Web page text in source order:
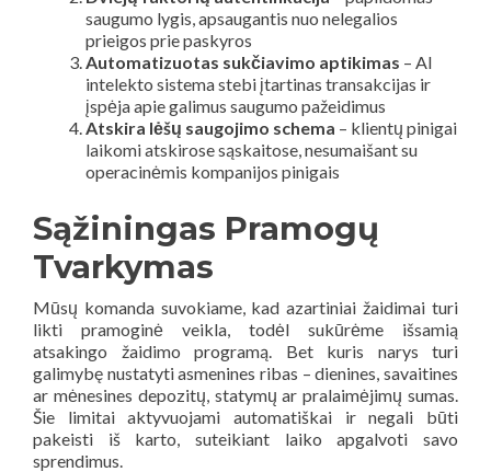
saugumo lygis, apsaugantis nuo nelegalios
prieigos prie paskyros
Automatizuotas sukčiavimo aptikimas – AI
intelekto sistema stebi įtartinas transakcijas ir
įspėja apie galimus saugumo pažeidimus
Atskira lėšų saugojimo schema – klientų pinigai
laikomi atskirose sąskaitose, nesumaišant su
operacinėmis kompanijos pinigais
Sąžiningas Pramogų
Tvarkymas
Mūsų komanda suvokiame, kad azartiniai žaidimai turi
likti pramoginė veikla, todėl sukūrėme išsamią
atsakingo žaidimo programą. Bet kuris narys turi
galimybę nustatyti asmenines ribas – dienines, savaitines
ar mėnesines depozitų, statymų ar pralaimėjimų sumas.
Šie limitai aktyvuojami automatiškai ir negali būti
pakeisti iš karto, suteikiant laiko apgalvoti savo
sprendimus.